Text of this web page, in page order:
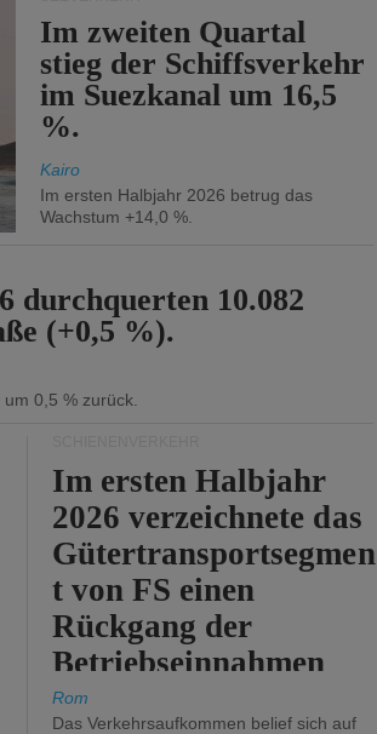
Im zweiten Quartal
stieg der Schiffsverkehr
im Suezkanal um 16,5
%.
Kairo
Im ersten Halbjahr 2026 betrug das
Wachstum +14,0 %.
durchquerten 10.082
(+0,5 %).
0,5 % zurück.
Im ersten Halbjahr
2026 verzeichnete das
Gütertransportsegmen
t von FS einen
Rückgang der
Betriebseinnahmen
um 2,7 %.
Rom
Das Verkehrsaufkommen belief sich auf